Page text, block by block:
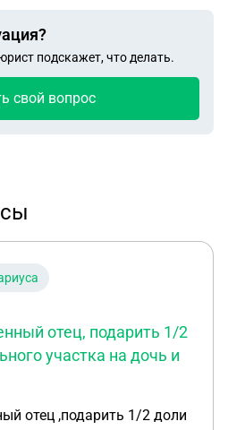
подскажет, что делать.
свой вопрос
отец, подарить 1/2
участка на дочь и
отец ,подарить 1/2 доли